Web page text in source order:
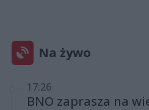
Na żywo
17:26
BNO zaprasza na